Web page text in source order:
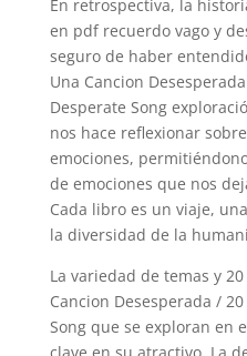
En retrospectiva, la
en pdf recuerdo vago y
seguro de haber
Una Cancion
Desperate Song
nos hace reflexionar
emociones,
de emociones que nos
Cada libro es un viaje,
la diversidad de la
La variedad de temas y
Cancion Desesperada /
Song que se exploran en